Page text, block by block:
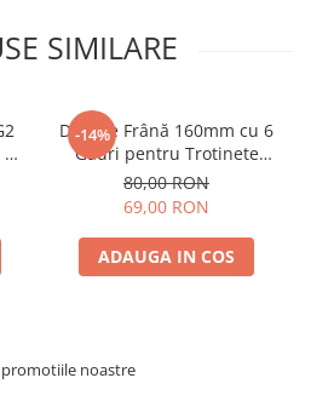
SIMILARE
-14%
Disc de Frână 160mm cu 6
Găuri pentru Trotinete
Electrice KuKirin G4 (Model
2025) și KuKirin G2 –
Performanță Premium
80,00 RON
69,00 RON
ADAUGA IN COS
noastre